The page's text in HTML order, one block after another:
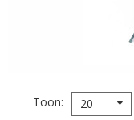
Toon 20